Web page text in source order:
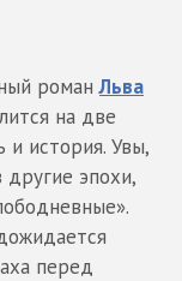
романЛьва
на две
и история. Увы,
эпохи,
перед